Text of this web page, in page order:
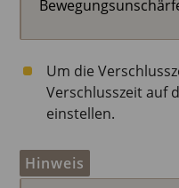
Um die
Verschlusszeit auf
einstellen.
Hinweis